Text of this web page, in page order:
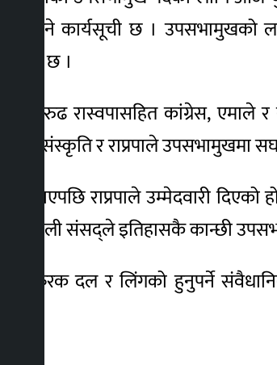
अघि बढ्ने कार्यसूची छ । उपसभामुखको
परेको छ ।
सत्तारुढ रास्वपासहित कांग्रेस,
श्रम संस्कृति र राप्रपाले उपसभामुखमा
पाएपछि राप्रपाले उम्मेदवारी
नेपाली संसद्ले इतिहासकै कान्छी
फरक दल र लिंगको हुनुपर्ने